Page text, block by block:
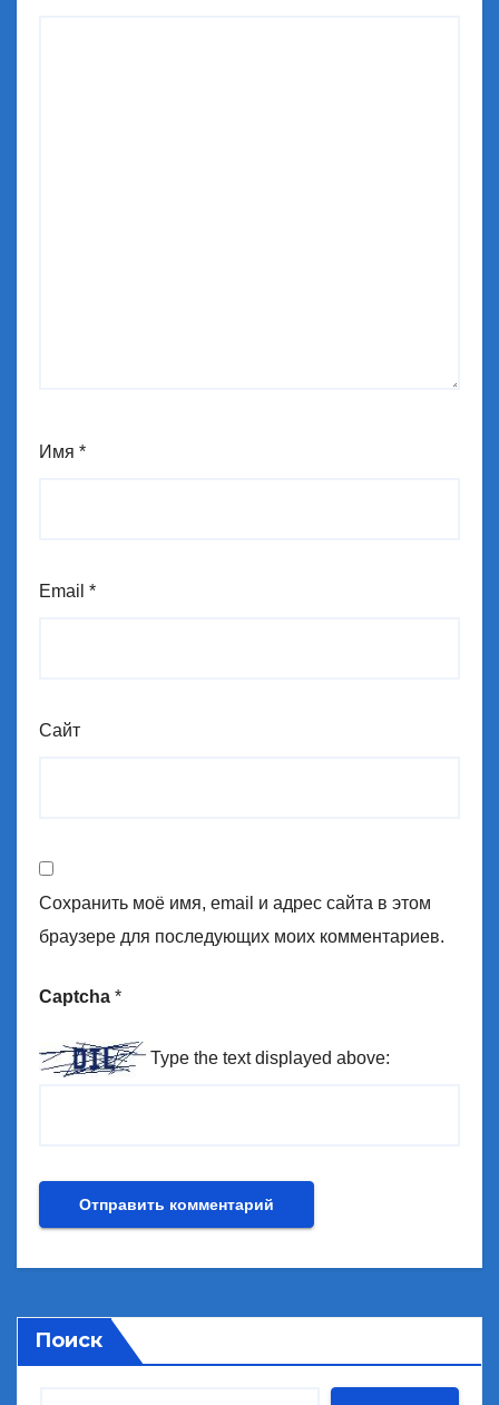
Имя *
Email *
Сайт
Сохранить моё имя, email и адрес сайта в этом
браузере для последующих моих комментариев.
Captcha *
Type the text displayed above:
Поиск